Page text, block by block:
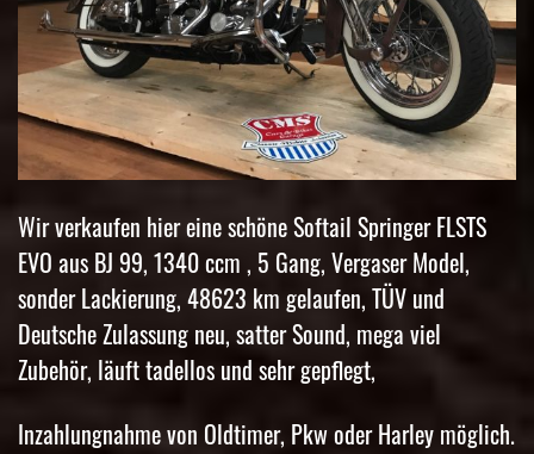
Wir verkaufen hier eine schöne Softail Springer FLSTS
EVO aus BJ 99, 1340 ccm , 5 Gang, Vergaser Model,
sonder Lackierung, 48623 km gelaufen, TÜV und
Deutsche Zulassung neu, satter Sound, mega viel
Zubehör, läuft tadellos und sehr gepflegt,
Inzahlungnahme von Oldtimer, Pkw oder Harley möglich.